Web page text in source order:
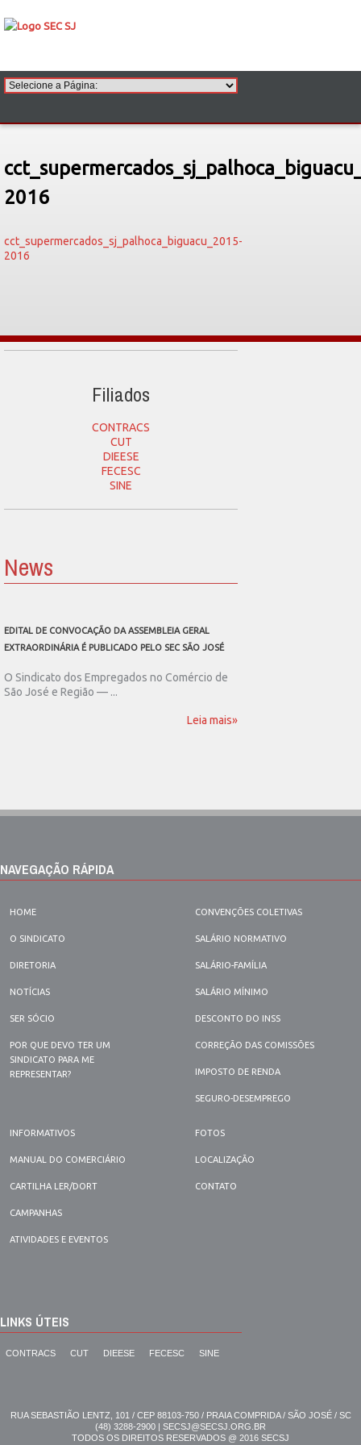
2016
cct_supermercados_sj_palhoca_biguacu_2015-
2016
Filiados
CONTRACS
CUT
DIEESE
FECESC
SINE
News
EDITAL DE CONVOCAÇÃO DA ASSEMBLEIA GERAL
EXTRAORDINÁRIA É PUBLICADO PELO SEC SÃO JOSÉ
O Sindicato dos Empregados no Comércio de
São José e Região — ...
Leia mais»
NAVEGAÇÃO RÁPIDA
HOME
O SINDICATO
DIRETORIA
NOTÍCIAS
SER SÓCIO
POR QUE DEVO TER UM
SINDICATO PARA ME
REPRESENTAR?
CONVENÇÕES COLETIVAS
SALÁRIO NORMATIVO
SALÁRIO-FAMÍLIA
SALÁRIO MÍNIMO
DESCONTO DO INSS
CORREÇÃO DAS COMISSÕES
IMPOSTO DE RENDA
SEGURO-DESEMPREGO
INFORMATIVOS
MANUAL DO COMERCIÁRIO
CARTILHA LER/DORT
CAMPANHAS
ATIVIDADES E EVENTOS
FOTOS
LOCALIZAÇÃO
CONTATO
LINKS ÚTEIS
CONTRACS CUT DIEESE FECESC SINE
RUA SEBASTIÃO LENTZ, 101 / CEP 88103-750 / PRAIA COMPRIDA / SÃO JOSÉ / SC
(48) 3288-2900 | SECSJ@SECSJ.ORG.BR
TODOS OS DIREITOS RESERVADOS @ 2016 SECSJ